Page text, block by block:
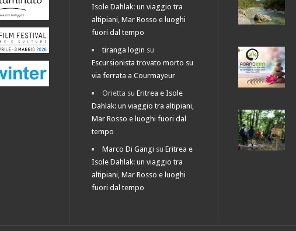
Isole Dahlak: un viaggio tra
altipiani, Mar Rosso e luoghi
fuori dal tempo
tiranga login su
Escursionista trovato morto su
via ferrata a Courmayeur
Orietta suEritrea e Isole
Dahlak: un viaggio tra altipiani,
Mar Rosso e luoghi fuori dal
tempo
Marco Di Gangi suEritrea e
Isole Dahlak: un viaggio tra
altipiani, Mar Rosso e luoghi
fuori dal tempo